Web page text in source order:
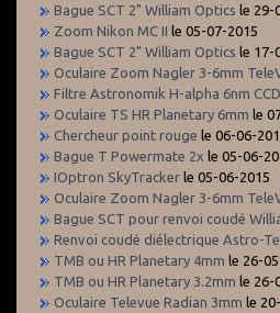
Bague SCT 2" William Optics le 29-
Zoom Nikon MC II le 05-07-2015
Bague SCT 2" William Optics le 17-
Oculaire Zoom Nagler 3-6mm
Filtre Astronomik H-alpha 6nm CCD
Oculaire TS HR Planetary 6mm le
Chercheur point rouge le 06-06-
Bague T Powermate 2x le 05-06-
IOptron SkyTracker le 05-06-2015
Oculaire Zoom Nagler 3-6mm
Bague SCT pour renvoi coudé
Renvoi coudé diélectrique Astro-
TMB ou HR Planetary 4mm le 26-
TMB ou HR Planetary 3.2mm le 26-
Oculaire Televue Radian 3mm le